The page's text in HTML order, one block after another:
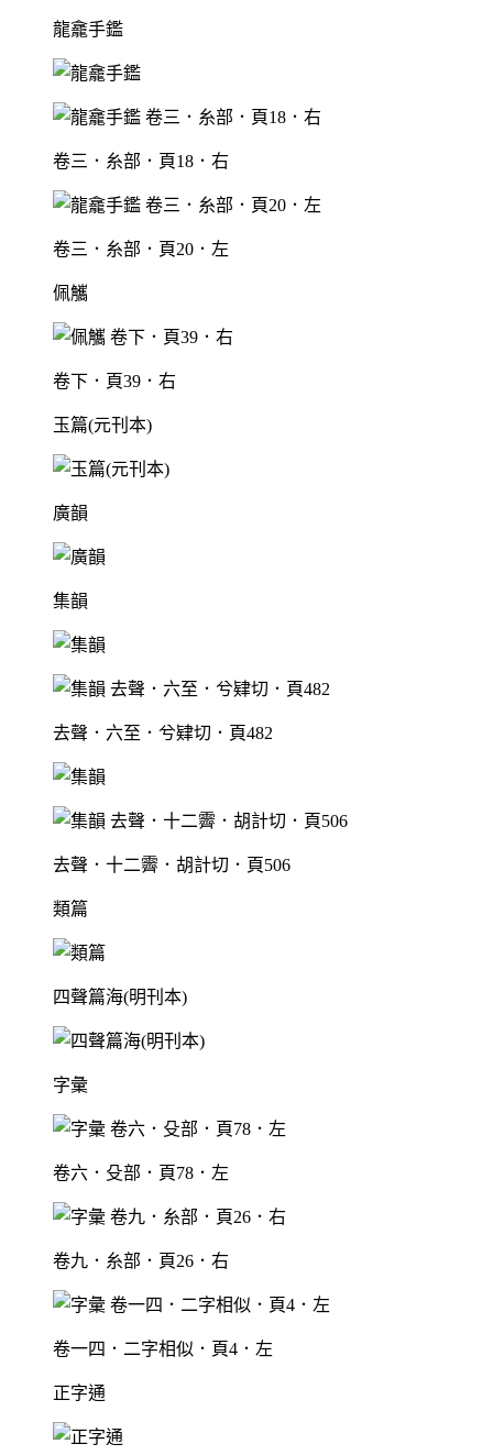
龍龕手鑑
卷三．糸部．頁18．右
卷三．糸部．頁20．左
佩觿
卷下．頁39．右
玉篇(元刊本)
廣韻
集韻
去聲．六至．兮肄切．頁482
去聲．十二霽．胡計切．頁506
類篇
四聲篇海(明刊本)
字彙
卷六．殳部．頁78．左
卷九．糸部．頁26．右
卷一四．二字相似．頁4．左
正字通